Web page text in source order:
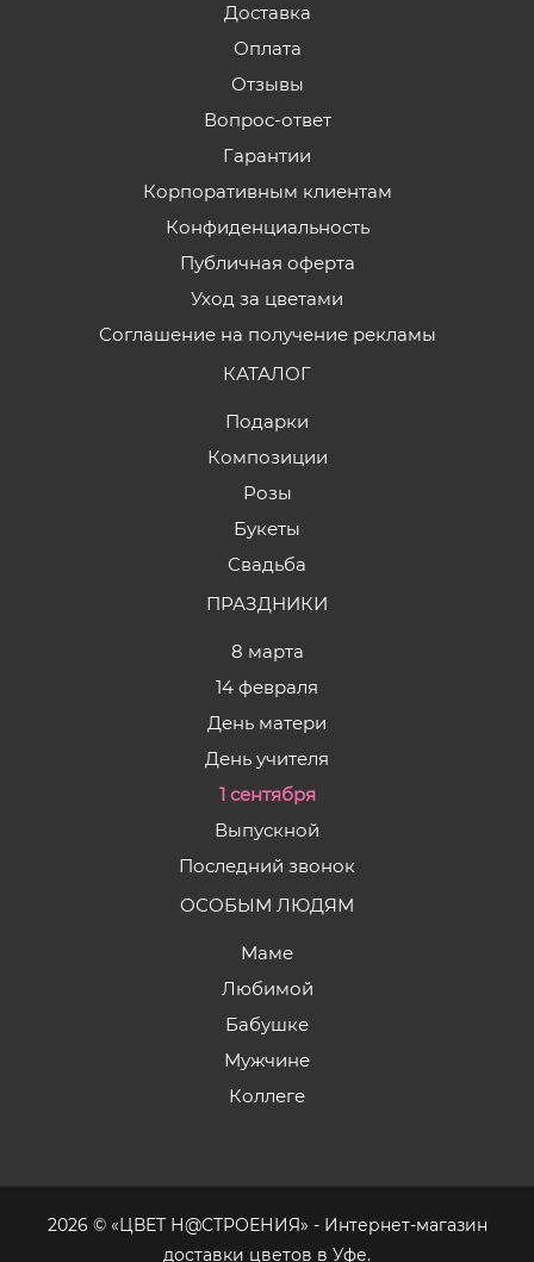
Доставка
Оплата
Отзывы
Вопрос-ответ
Гарантии
Корпоративным клиентам
Конфиденциальность
Публичная оферта
Уход за цветами
Соглашение на получение рекламы
КАТАЛОГ
Подарки
Композиции
Розы
Букеты
Свадьба
ПРАЗДНИКИ
8 марта
14 февраля
День матери
День учителя
1 сентября
Выпускной
Последний звонок
ОСОБЫМ ЛЮДЯМ
Маме
Любимой
Бабушке
Мужчине
Коллеге
2026 © «ЦВЕТ Н@СТРОЕНИЯ» - Интернет-магазин
доставки цветов в Уфе.